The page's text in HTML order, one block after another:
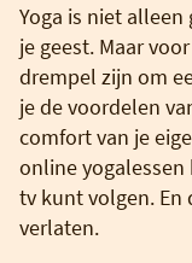
Yoga is niet
je geest. Maar
drempel zijn om
je de voordelen
comfort van je
online
tv kunt volgen. En
verlaten.